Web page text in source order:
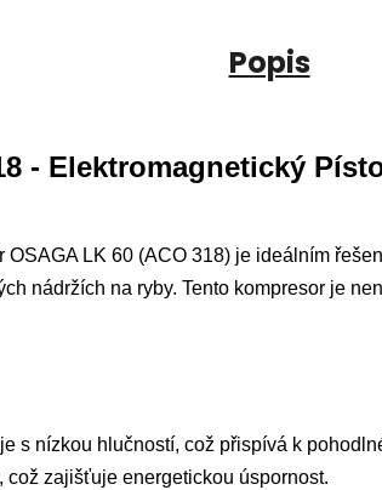
Popis
- Elektromagnetický
OSAGA LK 60 (ACO 318) je ideálním
nádržích na ryby. Tento kompresor je
s nízkou hlučností, což přispívá k
což zajišťuje energetickou úspornost.